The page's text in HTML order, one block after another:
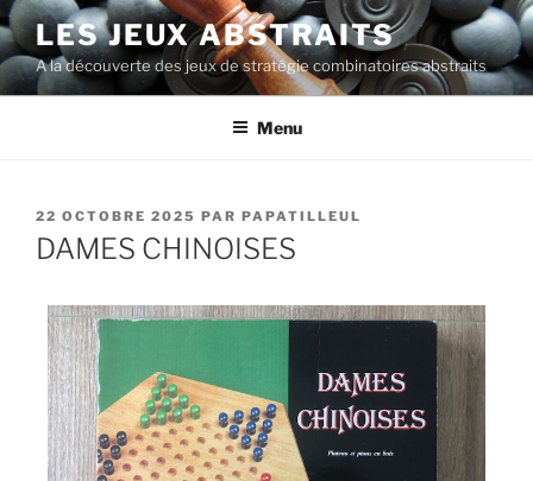
LES JEUX ABSTRAITS
A la découverte des jeux de stratégie combinatoires abstraits
Menu
22 OCTOBRE 2025 PAR PAPATILLEUL
DAMES CHINOISES